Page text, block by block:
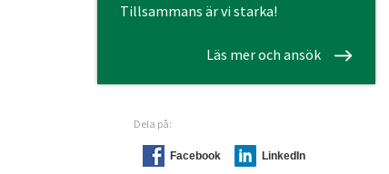
Tillsammans är vi starka!
Läs mer och ansök
Dela på:
Facebook LinkedIn